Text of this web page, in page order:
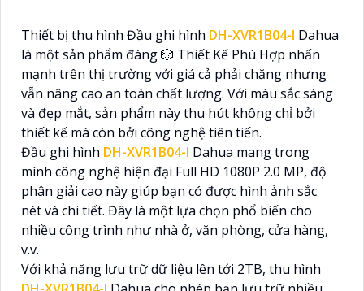
Thiết bị thu hình Đầu ghi hình DH-XVR1B04-I Dahua
là một sản phẩm đáng 🎲 Thiết Kế Phù Hợp nhấn
mạnh trên thị trường với giá cả phải chăng nhưng
vẫn nâng cao an toàn chất lượng. Với màu sắc sáng
và đẹp mắt, sản phẩm này thu hút không chỉ bởi
thiết kế mà còn bởi công nghệ tiên tiến.
Đầu ghi hình DH-XVR1B04-I Dahua mang trong
mình công nghệ hiện đại Full HD 1080P 2.0 MP, độ
phân giải cao này giúp bạn có được hình ảnh sắc
nét và chi tiết. Đây là một lựa chọn phổ biến cho
nhiều công trình như nhà ở, văn phòng, cửa hàng,
v.v.
Với khả năng lưu trữ dữ liệu lên tới 2TB, thu hình